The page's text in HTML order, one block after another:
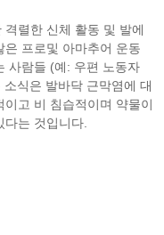
렬한 신체 활동 및 발에
프로및 아마추어 운동
사람들 (예: 우편 노동자
식은 발바닥 근막염에 대
고 비 침습적이며 약물이
는 것입니다.